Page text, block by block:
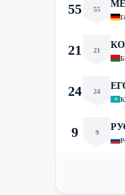
55 55
21 21
24 24
9 9